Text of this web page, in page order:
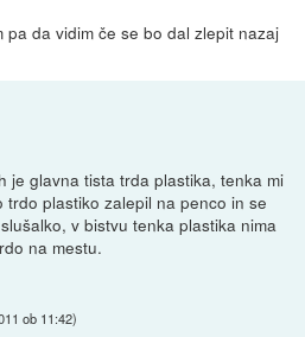
pa da vidim če se bo dal zlepit nazaj
je glavna tista trda plastika, tenka mi
trdo plastiko zalepil na penco in se
v bistvu tenka plastika nima
na mestu.
ob 11:42)